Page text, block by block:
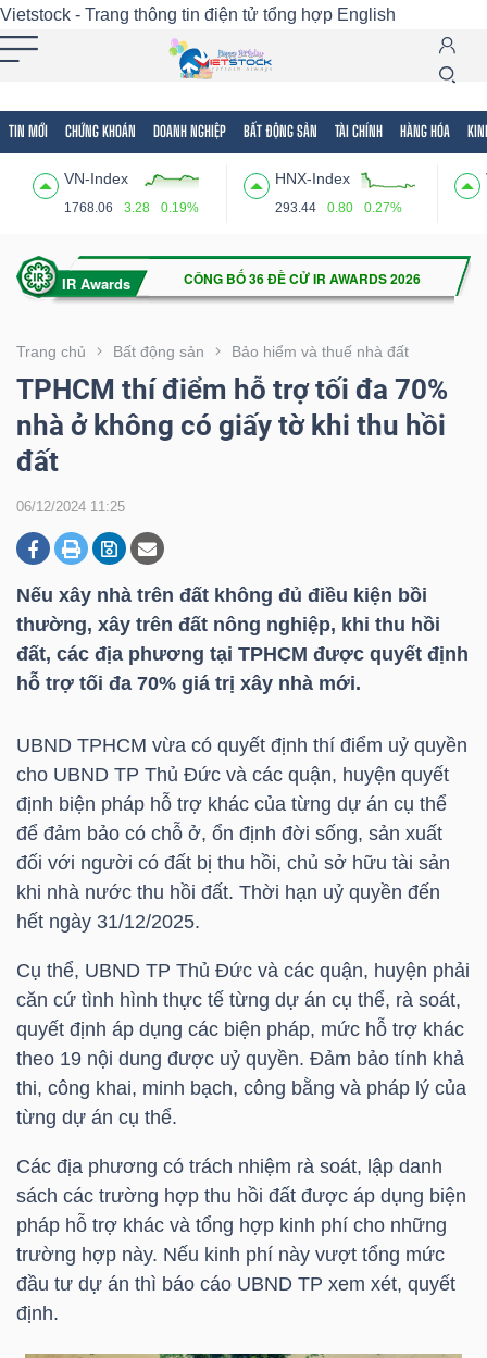
Vietstock - Trang thông tin điện tử tổng hợp English
TIN MỚI CHỨNG KHOÁN DOANH NGHIỆP BẤT ĐỘNG SẢN TÀI CHÍNH HÀNG HÓA
VN-Index
1768.06 3.28 0.19%
HNX-Index
293.44 0.80 0.27%
Trang chủ Bất động sản Bảo hiểm và thuế nhà đất
TPHCM thí điểm hỗ trợ tối đa 70%
nhà ở không có giấy tờ khi thu hồi
đất
06/12/2024 11:25
Nếu xây nhà trên đất không đủ điều kiện bồi
thường, xây trên đất nông nghiệp, khi thu hồi
đất, các địa phương tại TPHCM được quyết định
hỗ trợ tối đa 70% giá trị xây nhà mới.
UBND TPHCM vừa có quyết định thí điểm uỷ quyền
cho UBND TP Thủ Đức và các quận, huyện quyết
định biện pháp hỗ trợ khác của từng dự án cụ thể
để đảm bảo có chỗ ở, ổn định đời sống, sản xuất
đối với người có đất bị thu hồi, chủ sở hữu tài sản
khi nhà nước thu hồi đất. Thời hạn uỷ quyền đến
hết ngày 31/12/2025.
Cụ thể, UBND TP Thủ Đức và các quận, huyện phải
căn cứ tình hình thực tế từng dự án cụ thể, rà soát,
quyết định áp dụng các biện pháp, mức hỗ trợ khác
theo 19 nội dung được uỷ quyền. Đảm bảo tính khả
thi, công khai, minh bạch, công bằng và pháp lý của
từng dự án cụ thể.
Các địa phương có trách nhiệm rà soát, lập danh
sách các trường hợp thu hồi đất được áp dụng biện
pháp hỗ trợ khác và tổng hợp kinh phí cho những
trường hợp này. Nếu kinh phí này vượt tổng mức
đầu tư dự án thì báo cáo UBND TP xem xét, quyết
định.
Tất cả Tính năng Ngành Mã chứng khoán
Tính
(-)
VIETSTOCK
CHỨNG
KHOÁN
DOANH
NGHIỆP
BẤT
SẢN
TÀI
CHÍNH
HÓA
KINH
THẾ
GIỚI